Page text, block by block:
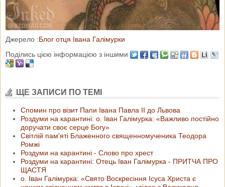
Джерело :Блог отця Івана Галімурки
Поділись цією інформацією з іншими
ЩЕ ЗАПИСИ ПО ТЕМІ
Спомин про візит Папи Івана Павла ІІ до Львова
Роздуми на карантині: о. Іван Галімурка: «Важливо постійно
доручати своє серце Богу»
Світлій пам'яті Блаженного священномученика Теодора
Ромжі
Роздуми на карантині - Слово про хрест
Роздуми на карантині: Отець Іван Галімурка - ПРИТЧА ПРО
ЩАСТЯ
о. Іван Галімурка: «Свято Воскресіння Ісуса Христа є